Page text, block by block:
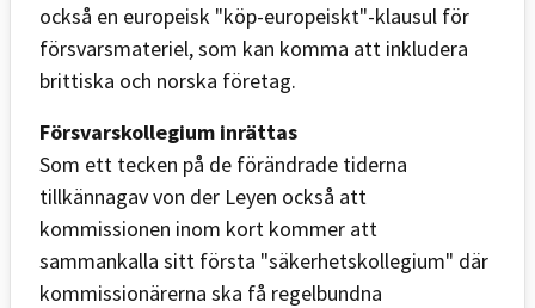
också en europeisk "köp-europeiskt"-klausul för
försvarsmateriel, som kan komma att inkludera
brittiska och norska företag.
Försvarskollegium inrättas
Som ett tecken på de förändrade tiderna
tillkännagav von der Leyen också att
kommissionen inom kort kommer att
sammankalla sitt första "säkerhetskollegium" där
kommissionärerna ska få regelbundna